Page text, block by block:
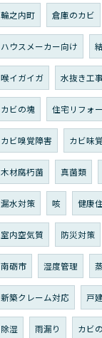
輪之内町 倉庫のカビ
ハウスメーカー向け
喉イガイガ 水抜き工事
カビの塊 住宅リフォ
カビ嗅覚障害 カビ味
木材腐朽菌 真菌類
漏水対策 咳 健康
室内空気質 防災対策
南砺市 湿度管理
新築クレーム対応 戸
除湿 雨漏り カビ